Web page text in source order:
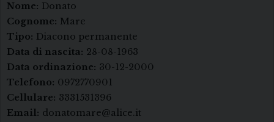
Nome: Donato
Cognome: Mare
Tipo: Diacono permanente
Data di nascita: 28-08-1963
Data ordinazione: 30-12-2000
Telefono: 0972770901
Cellulare: 3331531396
Email: donatomare@alice.it